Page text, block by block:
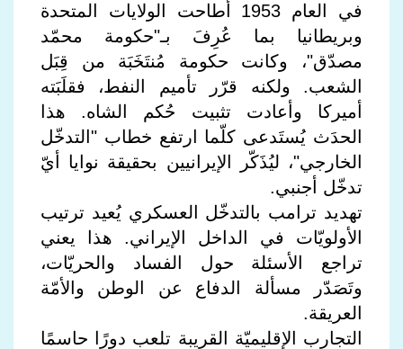
في العام 1953 أطاحت الولايات المتحدة
وبريطانيا بما عُرِفَ بـ"حكومة محمّد
مصدّق"، وكانت حكومة مُنتَخَبَة من قِبَل
الشعب. ولكنه قرّر تأميم النفط، فقلَبَته
أميركا وأعادت تثبيت حُكم الشاه. هذا
الحدَث يُستَدعى كلّما ارتفع خطاب "التدخّل
الخارجي"، ليُذَكّر الإيرانيين بحقيقة نوايا أيّ
تدخّل أجنبي.
تهديد ترامب بالتدخّل العسكري يُعيد ترتيب
الأولويّات في الداخل الإيراني. هذا يعني
تراجع الأسئلة حول الفساد والحريّات،
وتَصَدّر مسألة الدفاع عن الوطن والأمّة
العريقة.
التجارب الإقليميّة القريبة تلعب دورًا حاسمًا